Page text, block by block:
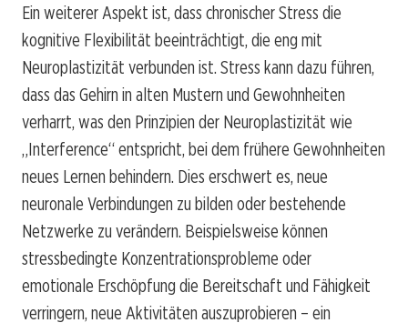
Ein weiterer Aspekt ist, dass chronischer Stress die
kognitive Flexibilität beeinträchtigt, die eng mit
Neuroplastizität verbunden ist. Stress kann dazu führen,
dass das Gehirn in alten Mustern und Gewohnheiten
verharrt, was den Prinzipien der Neuroplastizität wie
„Interference“ entspricht, bei dem frühere Gewohnheiten
neues Lernen behindern. Dies erschwert es, neue
neuronale Verbindungen zu bilden oder bestehende
Netzwerke zu verändern. Beispielsweise können
stressbedingte Konzentrationsprobleme oder
emotionale Erschöpfung die Bereitschaft und Fähigkeit
verringern, neue Aktivitäten auszuprobieren – ein